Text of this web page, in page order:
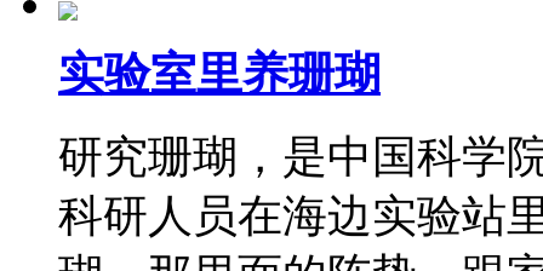
实验室里养珊瑚
研究珊瑚，是中国科学
科研人员在海边实验站